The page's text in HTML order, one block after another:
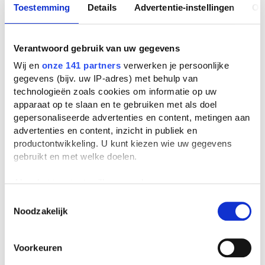
Toestemming Details Advertentie-instellingen
Verantwoord gebruik van uw gegevens
Wij en onze 141 partners verwerken je persoonlijke
gegevens (bijv. uw IP-adres) met behulp van
technologieën zoals cookies om informatie op uw
apparaat op te slaan en te gebruiken met als doel
gepersonaliseerde advertenties en content, metingen aan
advertenties en content, inzicht in publiek en
productontwikkeling. U kunt kiezen wie uw gegevens
gebruikt en met welke doelen.
Als u het toestaat, willen we ook graag:
locatie, die tot een paar meter nauwkeurig kan zijn
scannen op specifieke eigenschappen (fingerprinting)
Lees meer over hoe uw persoonlijke gegevens worden
Noodzakelijk
Voorkeuren